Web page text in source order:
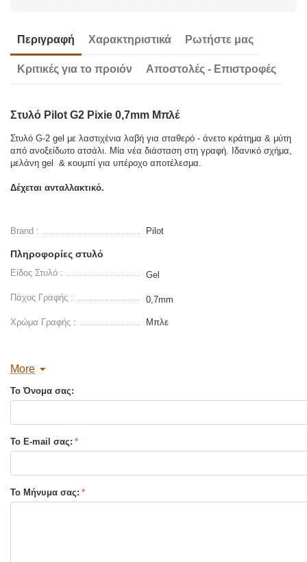
Περιγραφή Χαρακτηριστικά Ρωτήστε μας
Κριτικές για το προιόν Αποστολές - Επιστροφές
Στυλό Pilot G2 Pixie 0,7mm Μπλέ
Στυλό G-2 gel με λαστιχένια λαβή για σταθερό - άνετο κράτημα & μύτη
από ανοξείδωτο ατσάλι. Μία νέα διάσταση στη γραφή. Ιδανικό σχήμα,
μελάνη gel & κουμπί για υπέροχο αποτέλεσμα.
Δέχεται ανταλλακτικό.
Brand : Pilot
Πληροφορίες στυλό
Είδος Στυλό : Gel
Πάχος Γραφής : 0,7mm
Χρώμα Γραφής : Μπλε
More
Το Όνομα σας:
Το E-mail σας:
Το Μήνυμα σας: